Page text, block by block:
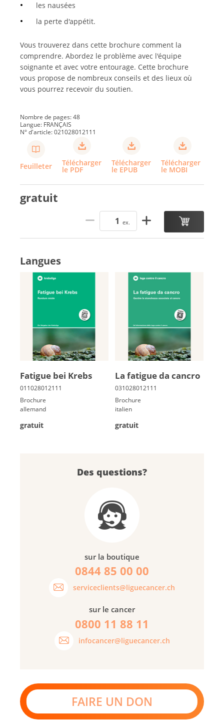
les nausées
la perte d'appétit.
Vous trouverez dans cette brochure comment la
comprendre. Abordez le problème avec l'équipe
soignante et avec votre entourage. Cette brochure
vous propose de nombreux conseils et des lieux où
vous pourrez recevoir du soutien.
Nombre de pages: 48
Langue: FRANÇAIS
N° d'article: 021028012111
Feuilleter Télécharger
le PDF
Télécharger
le EPUB
Télécharger
le MOBI
gratuit
ex.
Langues
Fa­ti­gue bei Krebs
Brochure
allemand
gratuit
La fatigue da cancro
Brochure
italien
gratuit
Des questions?
sur la boutique
0844 85 00 00
serviceclients@liguecancer.ch
sur le cancer
0800 11 88 11
infocancer@liguecancer.ch
FAIRE UN DON